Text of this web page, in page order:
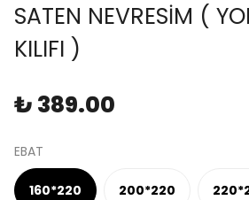
SATEN NEVRESİM (
KILIFI )
₺ 389.00
EBAT
160*220 200*220